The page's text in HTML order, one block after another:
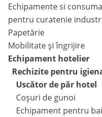
Echipamente si
pentru curatenie
Papetărie
Mobilitate și îngrijire
Echipament hotelier
Rechizite pentru
Uscător de păr hotel
Coșuri de gunoi
Echipament pentru